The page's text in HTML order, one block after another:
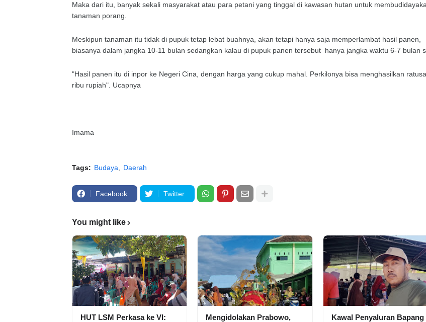
Maka dari itu, banyak sekali masyarakat atau para petani yang tinggal di kawasan hutan untuk
tanaman porang.
Meskipun tanaman itu tidak di pupuk tetap lebat buahnya, akan tetapi hanya saja memperlambat hasil panen,
biasanya dalam jangka 10-11 bulan sedangkan kalau di pupuk panen tersebut hanya jangka waktu 6-7 bulan
"Hasil panen itu di inpor ke Negeri Cina, dengan harga yang cukup mahal. Perkilonya bisa menghasilkan
ribu rupiah". Ucapnya
Imama
Tags: Budaya Daerah
Facebook Twitter
You might like
HUT LSM Perkasa ke VI:
Mengidolakan Prabowo,
Kawal Penyaluran Bapang